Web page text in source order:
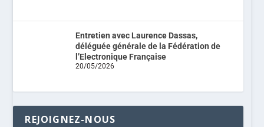
Entretien avec Laurence Dassas,
déléguée générale de la Fédération de
l’Electronique Française
20/05/2026
REJOIGNEZ-NOUS